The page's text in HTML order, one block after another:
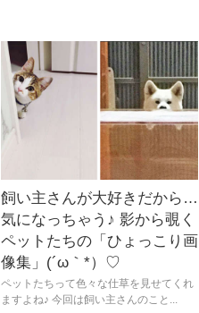
飼い主さんが大好きだから…
気になっちゃう♪ 影から覗く
ペットたちの「ひょっこり画
像集」(´ω｀*）♡
ペットたちって色々な仕草を見せてくれ
ますよね♪ 今回は飼い主さんのこと...